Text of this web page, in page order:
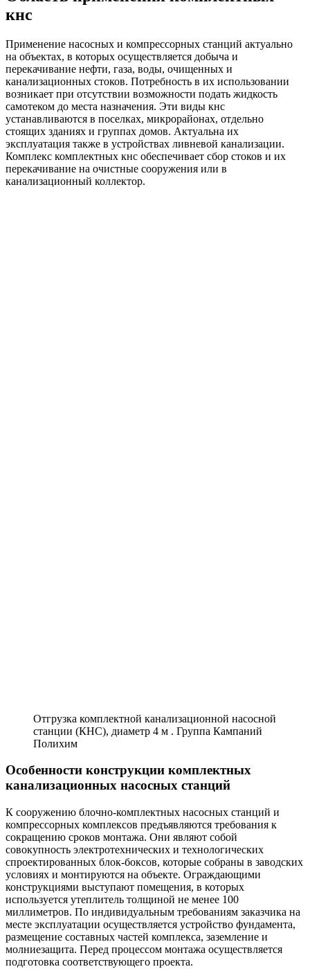
кнс
Применение насосных и компрессорных станций актуально
на объектах, в которых осуществляется добыча и
перекачивание нефти, газа, воды, очищенных и
канализационных стоков. Потребность в их использовании
возникает при отсутствии возможности подать жидкость
самотеком до места назначения. Эти виды кнс
устанавливаются в поселках, микрорайонах, отдельно
стоящих зданиях и группах домов. Актуальна их
эксплуатация также в устройствах ливневой канализации.
Комплекс комплектных кнс обеспечивает сбор стоков и их
перекачивание на очистные сооружения или в
канализационный коллектор.
Отгрузка комплектной канализационной насосной
станции (КНС), диаметр 4 м . Группа Кампаний
Полихим
Особенности конструкции комплектных
канализационных насосных станций
К сооружению блочно-комплектных насосных станций и
компрессорных комплексов предъявляются требования к
сокращению сроков монтажа. Они являют собой
совокупность электротехнических и технологических
спроектированных блок-боксов, которые собраны в заводских
условиях и монтируются на объекте. Ограждающими
конструкциями выступают помещения, в которых
используется утеплитель толщиной не менее 100
миллиметров. По индивидуальным требованиям заказчика на
месте эксплуатации осуществляется устройство фундамента,
размещение составных частей комплекса, заземление и
молниезащита. Перед процессом монтажа осуществляется
подготовка соответствующего проекта.